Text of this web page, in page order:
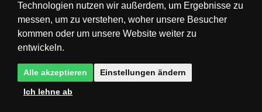
Magyarország Österreich België
Nederland
Technologien nutzen wir außerdem, um Ergebnisse zu
messen, um zu verstehen, woher unsere Besucher
kommen oder um unsere Website weiter zu
entwickeln.
Alle akzeptieren Einstellungen ändern
Ich lehne ab